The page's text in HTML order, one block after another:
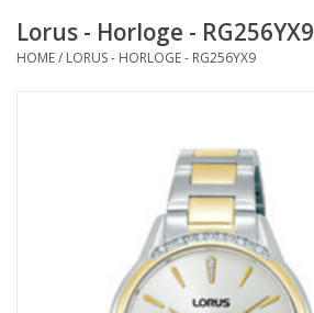
Occasions
Merken
Lorus - Horloge - RG256YX9
HOME/ LORUS - HORLOGE - RG256YX9